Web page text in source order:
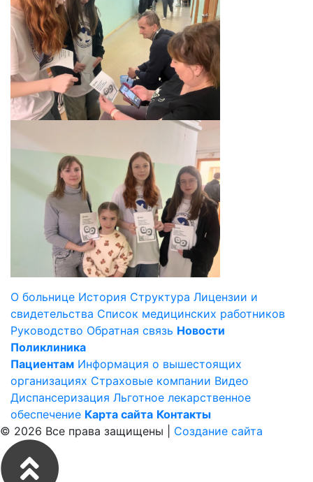
О больнице История Структура Лицензии и
свидетельства Список медицинских работников
Руководство Обратная связь Новости
Поликлиника
Пациентам Информация о вышестоящих
организациях Страховые компании Видео
Диспансеризация Льготное лекарственное
обеспечение Карта сайта Контакты
© 2026 Все права защищены | Создание сайта